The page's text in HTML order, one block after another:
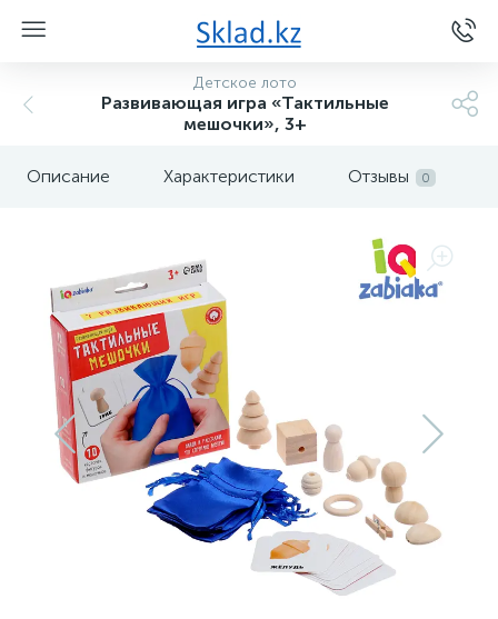
Детское лото
Развивающая игра «Тактильные
мешочки», 3+
Описание Характеристики Отзывы 0